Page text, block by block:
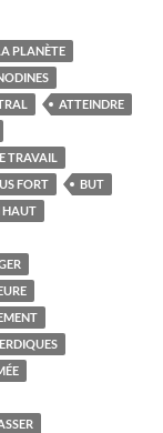
PLANÈTE
ATTEINDRE
TRAVAIL
FORT
BUT
HAUT